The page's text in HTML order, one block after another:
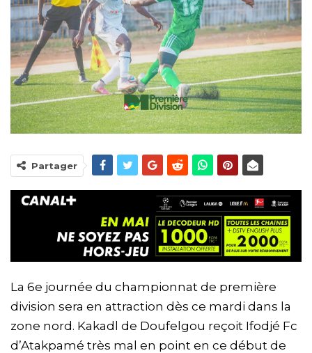
Partager
La 6e journée du championnat de première
division sera en attraction dès ce mardi dans la
zone nord. Kakadl de Doufelgou reçoit Ifodjé Fc
d’Atakpamé très mal en point en ce début de